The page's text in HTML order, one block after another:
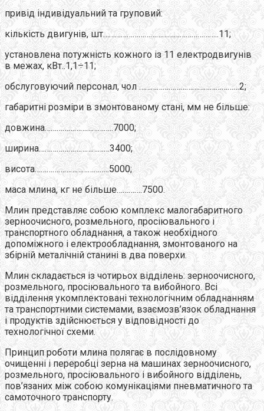
привід індивідуальний та груповий:
кількість двигунів, шт…………………………………………………..11;
установлена потужність кожного із 11 електродвигунів
в межах, кВт..1,1÷11;
обслуговуючий персонал, чол ……………………………………………2;
габаритні розміри в змонтованому стані, мм не більше:
довжина……………………………..7000;
ширина………………………………3400;
висота………………………………..5000;
маса млина, кг не більше………….7500.
Млин представляє собою комплекс малогабаритного
зерноочисного, розмельного, просіювального і
транспортного обладнання, а також необхідного
допоміжного і електрообладнання, змонтованого на
збірній металічній станині в два поверхи.
Млин складається із чотирьох відділень: зерноочисного,
розмельного, просіювального та вибойного. Всі
відділення укомплектовані технологічним обладнанням
та транспортними системами, взаємозв’язок обладнання
і продуктів здійснюється у відповідності до
технологічної схеми.
Принцип роботи млина полягає в послідовному
очищенні і переробці зерна на машинах зерноочисного,
розмельного, просіювального і вибойного відділень,
пов’язаних між собою комунікаціями пневматичного та
самоточного транспорту.